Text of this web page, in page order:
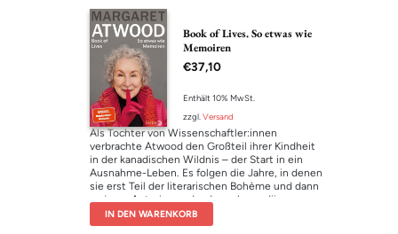
Schnurrifluff will nur eines: so schnell wie
möglich wieder nach Hause! Doch beim
Versuch, sich zurückzuzaubern, passieren ihm
lauter lustige Missgeschicke. Zum Glück trifft
er bald auf den schlagfertigen Vogel
Papperlapapp und die süße
Pfefferkuchenschnecke Snelli. Ob sie
gemeinsam einen Weg zurück in den
Wunderwald finden? Ein zauberhaftes
Kinderbuch zum Vorlesen und Träumen!
Hier geht’s zurLeseprobe
Book of Lives. So etwas wie
Memoiren
€37,10
Enthält 10% MwSt.
zzgl. Versand
Als Tochter von Wissenschaftler:innen
verbrachte Atwood den Großteil ihrer Kindheit
in der kanadischen Wildnis – der Start in ein
Ausnahme-Leben. Es folgen die Jahre, in denen
sie erst Teil der literarischen Bohème und dann
zu jener Autorin wurde, deren legendärer
„Report der Magd“ (geschrieben im Berlin der
1980er Jahre) unsere Welt bis heute prägen.
IN DEN WARENKORB